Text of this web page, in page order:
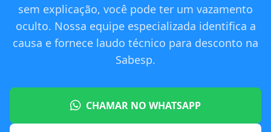
sem explicação, você pode ter um vazamento
oculto. Nossa equipe especializada identifica a
causa e fornece laudo técnico para desconto na
Sabesp.
CHAMAR NO WHATSAPP